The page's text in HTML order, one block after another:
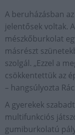
A beruházásban
jelentősek voltak.
mészkőburkolat
másrészt
szolgál. „Ezzel a
csökkentettük az
– hangsúlyozta
A gyerekek
multifunkciós
gumiburkolatú